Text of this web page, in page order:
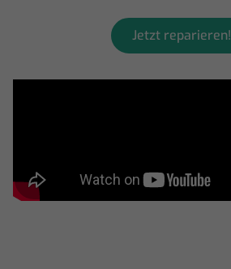
Jetzt reparieren!